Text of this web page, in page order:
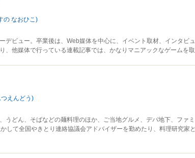
の なおひこ )
デビュー。卒業後は、Web媒体を中心に、イベント取材、インタビ
、他媒体で行っている連載記事では、かなりマニアックなゲームを取
えんどう )
うどん、そばなどの麺料理のほか、ご当地グルメ、デパ地下、ファ
して全国やきとり連絡協議会アドバイザーを勤めたり、料理研究家